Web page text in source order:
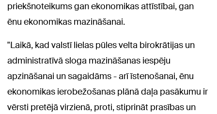
priekšnoteikums gan ekonomikas attīstībai, gan
ēnu ekonomikas mazināšanai.
"Laikā, kad valstī lielas pūles velta birokrātijas un
administratīvā sloga mazināšanas iespēju
apzināšanai un sagaidāms - arī īstenošanai, ēnu
ekonomikas ierobežošanas plānā daļa pasākumu ir
vērsti pretējā virzienā, proti, stiprināt prasības un